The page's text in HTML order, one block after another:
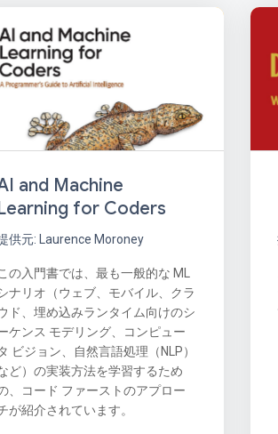
and Machine
for Coders
供元: Laurence Moroney
の入門書では、最も一般的な ML
ナリオ（ウェブ、モバイル、クラ
ド、埋め込みランタイム向けのシ
ケンス モデリング、コンピュー
ビジョン、自然言語処理（NLP）
ど）の実装方法を学習するため
、コード ファーストのアプロー
が紹介されています。